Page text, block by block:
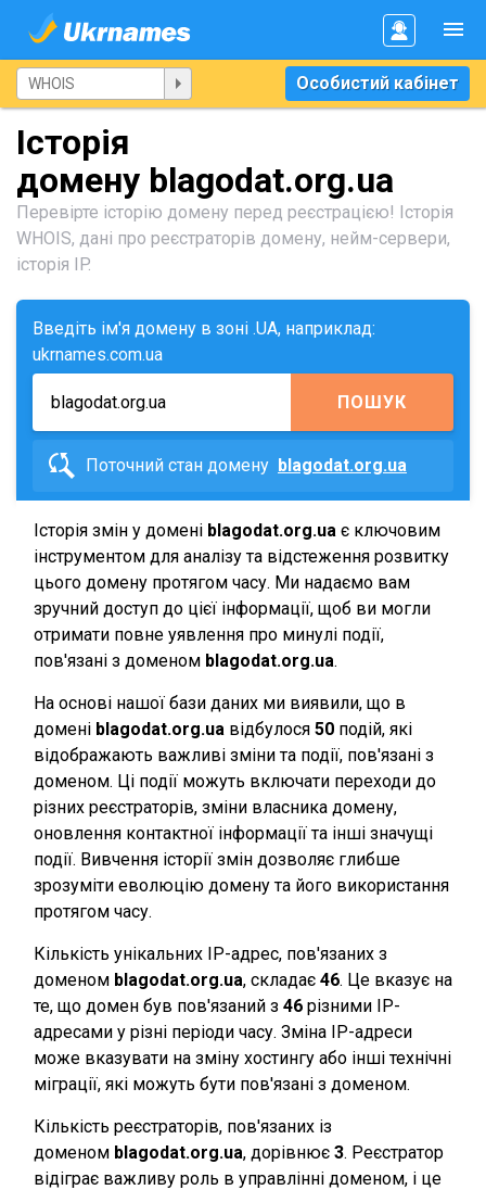
Особистий кабінет
Історія
домену blagodat.org.ua
Перевірте історію домену перед реєстрацією! Історія
WHOIS, дані про реєстраторів домену, нейм-сервери,
історія IP.
Введіть ім'я домену в зоні .UA, наприклад:
ukrnames.com.ua
ПОШУК
Поточний стан домену blagodat.org.ua
Історія змін у домені blagodat.org.ua є ключовим
інструментом для аналізу та відстеження розвитку
цього домену протягом часу. Ми надаємо вам
зручний доступ до цієї інформації, щоб ви могли
отримати повне уявлення про минулі події,
пов'язані з доменом blagodat.org.ua.
На основі нашої бази даних ми виявили, що в
домені blagodat.org.ua відбулося 50 подій, які
відображають важливі зміни та події, пов'язані з
доменом. Ці події можуть включати переходи до
різних реєстраторів, зміни власника домену,
оновлення контактної інформації та інші значущі
події. Вивчення історії змін дозволяє глибше
зрозуміти еволюцію домену та його використання
протягом часу.
Кількість унікальних IP-адрес, пов'язаних з
доменом blagodat.org.ua, складає 46. Це вказує на
те, що домен був пов'язаний з 46 різними IP-
адресами у різні періоди часу. Зміна IP-адреси
може вказувати на зміну хостингу або інші технічні
міграції, які можуть бути пов'язані з доменом.
Кількість реєстраторів, пов'язаних із
доменом blagodat.org.ua, дорівнює 3. Реєстратор
відіграє важливу роль в управлінні доменом, і це